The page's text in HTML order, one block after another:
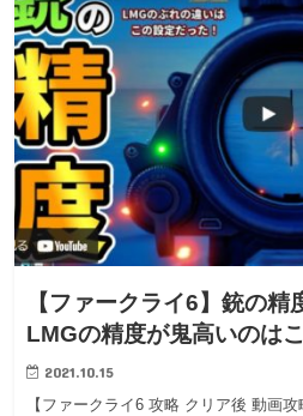
【ファークライ6】銃の精
LMGの精度が鬼高いのは
2021.10.15
【ファークライ6 攻略 クリア後 動画